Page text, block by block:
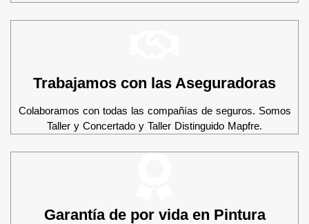
Trabajamos con las Aseguradoras
Colaboramos con todas las compañías de seguros. Somos
Taller y Concertado y Taller Distinguido Mapfre.
Garantía de por vida en Pintura